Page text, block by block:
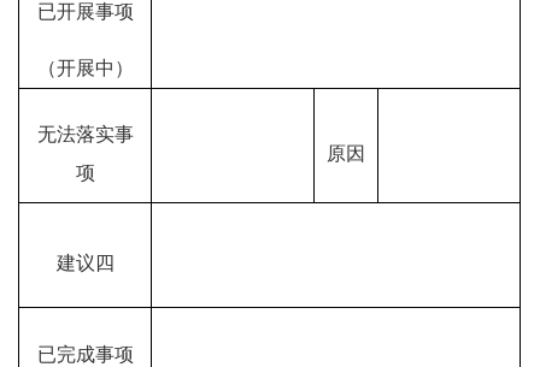
已开展事项
（开展中）
无法落实事
项
原因
建议四
已完成事项